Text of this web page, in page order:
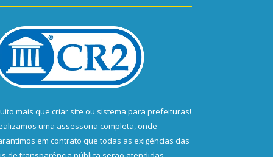
mais que criar site ou sistema para prefeituras!
uma assessoria completa, onde
em contrato que todas as exigências das